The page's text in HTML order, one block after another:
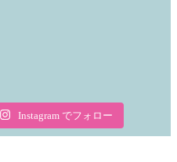
Instagram でフォロー